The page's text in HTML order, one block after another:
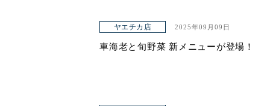
ヤエチカ店 2025年09月09日
車海老と旬野菜 新メニューが登場！